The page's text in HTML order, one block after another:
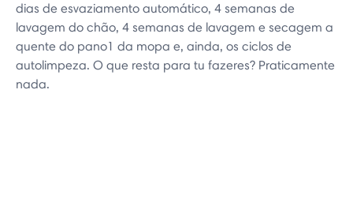
dias de esvaziamento automático, 4 semanas de
lavagem do chão, 4 semanas de lavagem e secagem a
quente do pano1 da mopa e, ainda, os ciclos de
autolimpeza. O que resta para tu fazeres? Praticamente
nada.